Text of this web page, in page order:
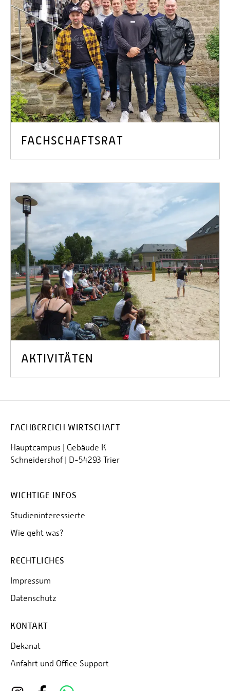
FACHSCHAFTSRAT
AKTIVITÄTEN
FACHBEREICH WIRTSCHAFT
Hauptcampus | Gebäude K
Schneidershof | D-54293 Trier
WICHTIGE INFOS
Studieninteressierte
Wie geht was?
RECHTLICHES
Impressum
Datenschutz
KONTAKT
Dekanat
Anfahrt und Office Support